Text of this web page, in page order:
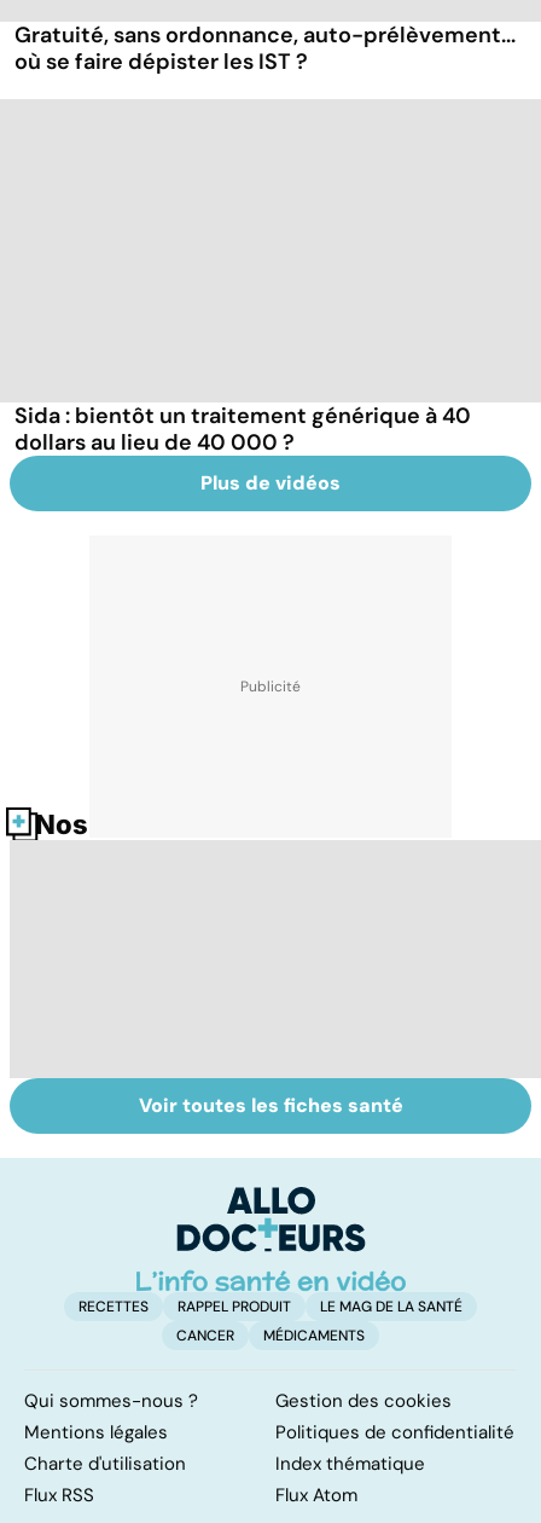
Gratuité, sans ordonnance, auto-prélèvement...
où se faire dépister les IST ?
Sida : bientôt un traitement générique à 40
dollars au lieu de 40 000 ?
Plus de vidéos
Nos fiches santé
VIH : la maladie
dont on ne guérit
Faire du sport à
domicile, c'est
Voir toutes les fiches santé
RECETTES RAPPEL PRODUIT
LE MAG DE LA SANTÉ
CANCER
MÉDICAMENTS
Qui sommes-nous ?
Gestion des cookies
Mentions légales
Politiques de confidentialité
Charte d'utilisation
Index thématique
Flux RSS
Flux Atom